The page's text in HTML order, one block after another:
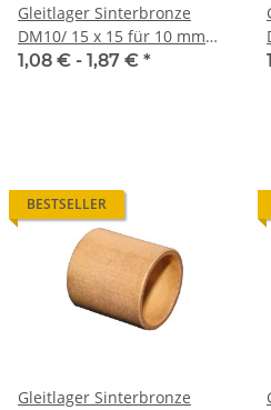
Gleitlager Sinterbronze
DM10/ 15 x 15 für 10 mm
Welle
1,08 € - 1,87 € *
BESTSELLER
Gleitlager Sinterbronze